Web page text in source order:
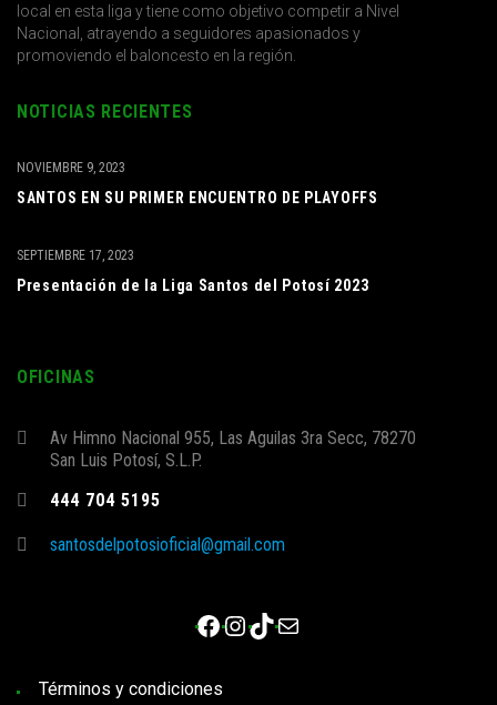
local en esta liga y tiene como objetivo competir a Nivel
Nacional, atrayendo a seguidores apasionados y
promoviendo el baloncesto en la región.
NOTICIAS RECIENTES
SANTOS EN SU PRIMER ENCUENTRO DE PLAYOFFS
NOVIEMBRE 9, 2023
Presentación de la Liga Santos del Potosí 2023
SEPTIEMBRE 17, 2023
OFICINAS
Av Himno Nacional 955, Las Aguilas 3ra Secc, 78270
San Luis Potosí, S.L.P.
444 704 5195
santosdelpotosioficial@gmail.com
Facebook
Instagram
TikTok
Correo electrónico
Términos y condiciones